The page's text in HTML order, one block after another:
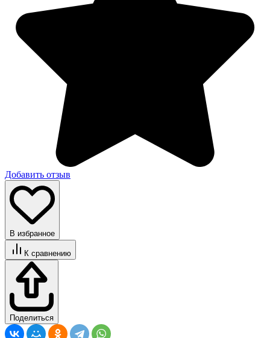
Добавить отзыв
В избранное
К сравнению
Поделиться